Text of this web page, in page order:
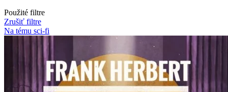
Použité filtre
Zrušiť filtre
Na tému sci-fi